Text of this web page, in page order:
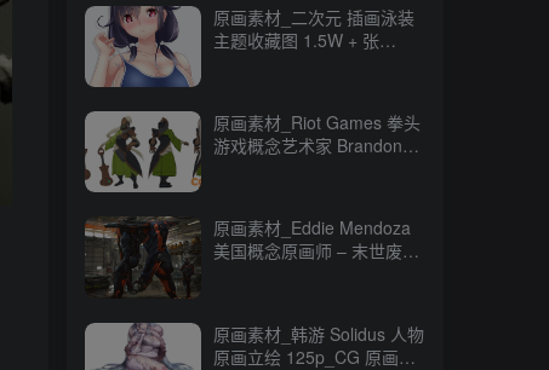
原画素材_二次元 插画泳装
主题收藏图 1.5W + 张
原画素材_Riot Games 拳头
游戏概念艺术家 Brandon
原画素材_Eddie Mendoza
美国概念原画师 – 末世废土
原画素材_韩游 Solidus 人物
原画立绘 125p_CG 原画资